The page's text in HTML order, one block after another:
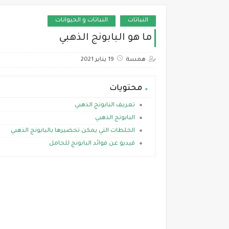
النباتات النباتات و الحيوانات
ما هو البابونج الذهبي
همسة 19 يناير 2021
محتويات
تعريف البابونج الذهبي
البابونج الذهبي
الخلطات التي يمكن تحضيرها بالبابونج الذهبي
فيديو عن فوائد البابونج للحامل